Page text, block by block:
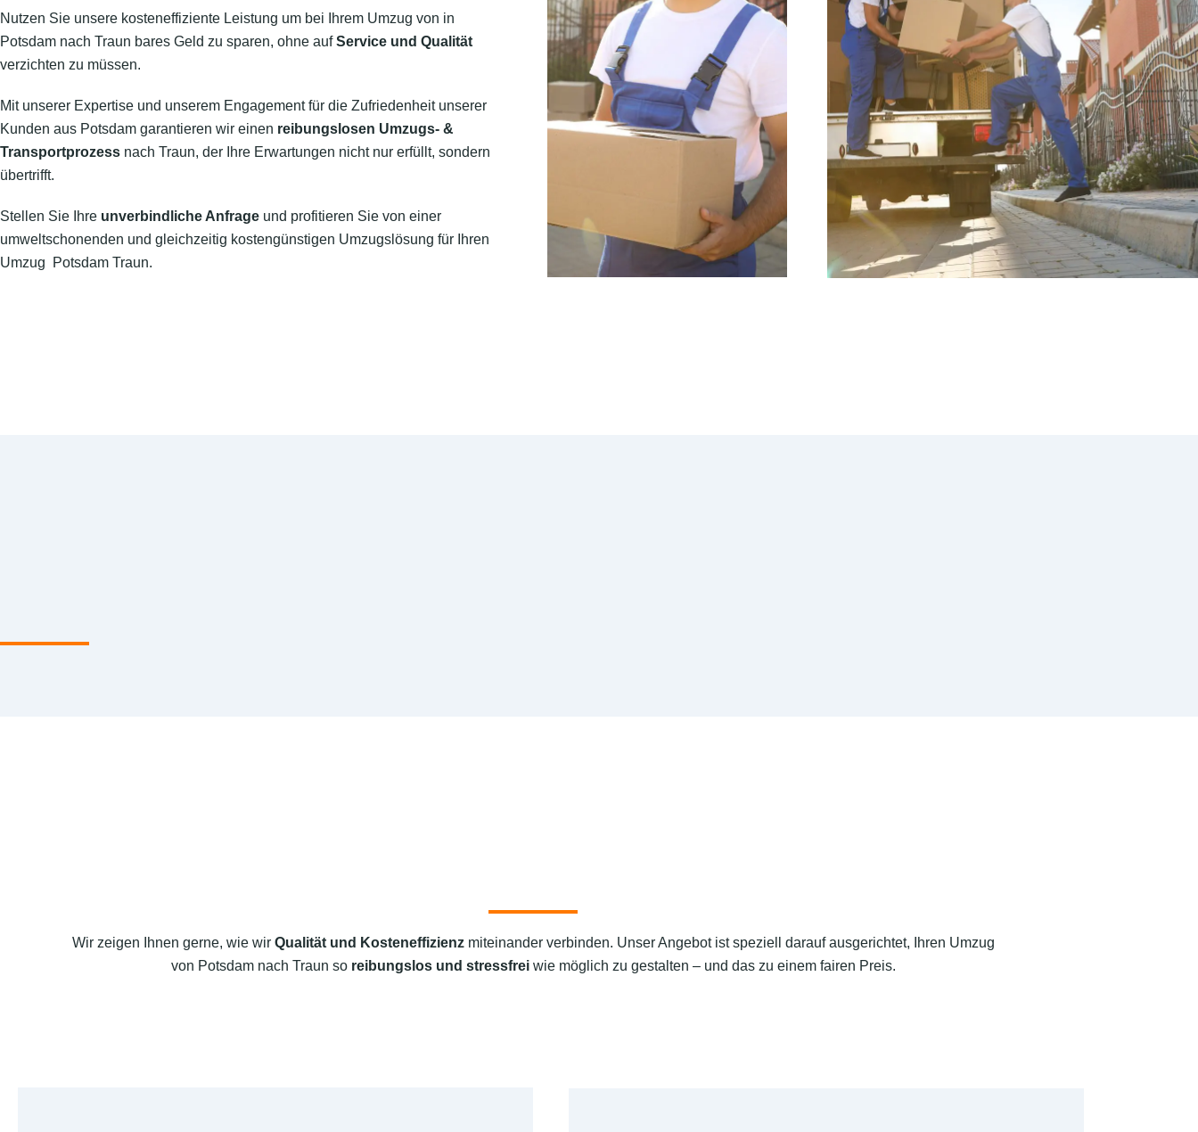
Nutzen Sie unsere kosteneffiziente Leistung um bei Ihrem Umzug von in
Potsdam nach Traun bares Geld zu sparen, ohne aufService und Qualität
verzichten zu müssen.
Mit unserer Expertise und unserem Engagement für die Zufriedenheit unserer
Kunden aus Potsdam garantieren wir einen reibungslosen Umzugs- &
Transportprozess nach Traun, der Ihre Erwartungen nicht nur erfüllt, sondern
übertrifft.
Stellen Sie Ihre unverbindliche Anfrage und profitieren Sie von einer
umweltschonenden und gleichzeitig kostengünstigen Umzugslösung für Ihren
Umzug Potsdam Traun.
Wir zeigen Ihnen gerne, wie wir Qualität und Kosteneffizienzmiteinander verbinden. Unser Angebot ist speziell darauf ausgerichtet, Ihren Umzug
von Potsdam nach Traun so reibungslos und stressfreiwie möglich zu gestalten – und das zu einem fairen Preis.